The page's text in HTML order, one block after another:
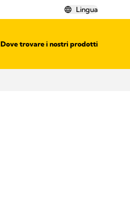
Lingua
Dove trovare i nostri prodotti